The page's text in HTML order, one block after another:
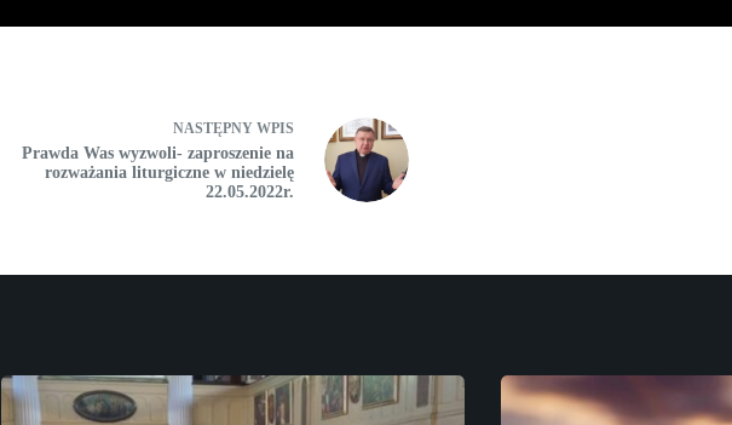
NASTĘPNY WPIS
Prawda Was wyzwoli- zaproszenie na
rozważania liturgiczne w niedzielę
22.05.2022r.